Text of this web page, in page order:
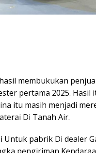
membukukan
pertama 2025. Hasil
itu masih menjadi
Di Tanah Air.
pabrik Di dealer